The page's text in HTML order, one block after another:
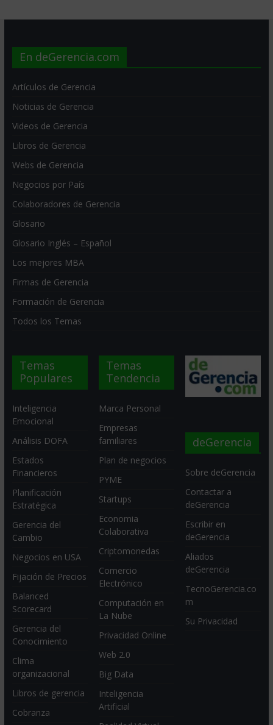
En deGerencia.com
Artículos de Gerencia
Noticias de Gerencia
Videos de Gerencia
Libros de Gerencia
Webs de Gerencia
Negocios por País
Colaboradores de Gerencia
Glosario
Glosario Inglés – Español
Los mejores MBA
Firmas de Gerencia
Formación de Gerencia
Todos los Temas
Temas
Populares
Inteligencia
Emocional
Análisis DOFA
Estados
Financieros
Planificación
Estratégica
Gerencia del
Cambio
Negocios en USA
Fijación de Precios
Balanced
Scorecard
Gerencia del
Conocimiento
Clima
organizacional
Libros de gerencia
Cobranza
Temas
Tendencia
Marca Personal
Empresas
familiares
Plan de negocios
PYME
Startups
Economia
Colaborativa
Criptomonedas
Comercio
Electrónico
Computación en
La Nube
Privacidad Online
Web 2.0
Big Data
Inteligencia
Artificial
deGerencia
Sobre deGerencia
Contactar a
deGerencia
Escribir en
deGerencia
Aliados
deGerencia
TecnoGerencia.co
m
Su Privacidad